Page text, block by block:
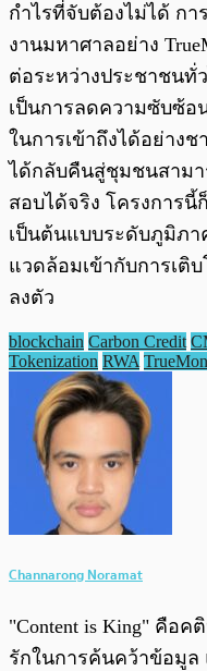
กำไรที่จับต้องไม่ได้ ก
งานมหาศาลอย่าง
ต่อระหว่างประชาชนทั่
เป็นการลดความซับซ้อ
ในการเข้าถึงได้อย่าง
ได้กลับคืนสู่ชุมชนสามา
สอบได้จริง โครงการ
เป็นต้นแบบระดับภูมิภ
แวดล้อมเข้ากับการเติ
ลงตัว
blockchain Carbon Credit
Tokenization RWA
Channarong Noramat
"Content is King" คือ
รักในการค้นคว้าข้อมูล